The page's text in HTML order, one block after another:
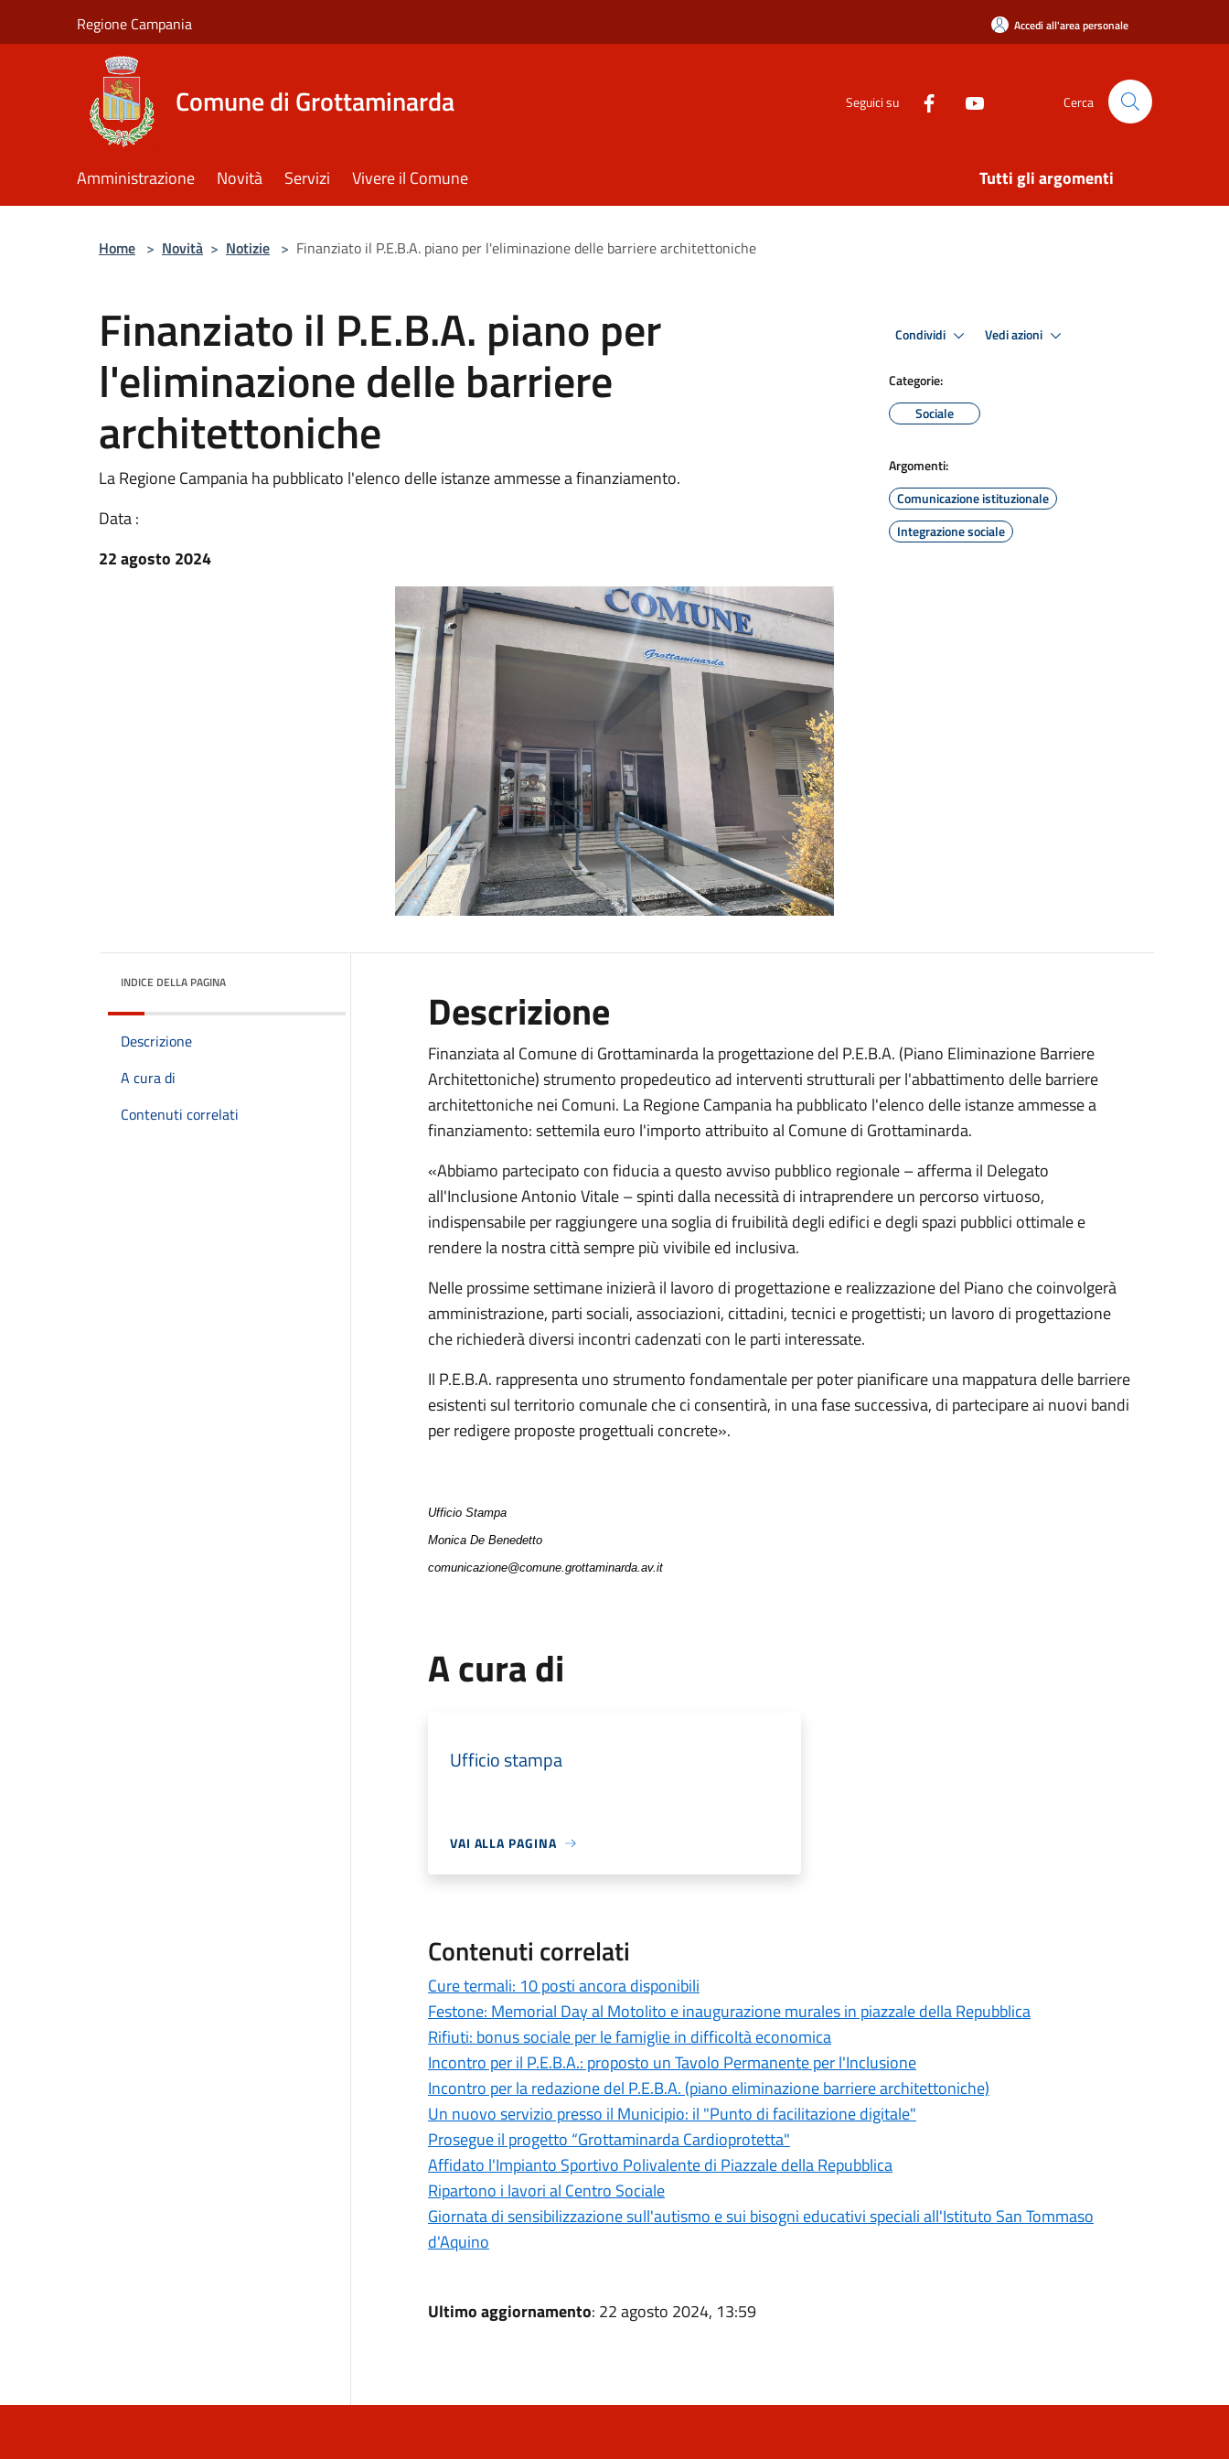
Regione Campania Accedi all'area personale
Comune di Grottaminarda Seguici su Cerca
Amministrazione Novità Servizi Vivere il Comune Tutti gli argomenti
Home > Novità > Notizie > Finanziato il P.E.B.A. piano per l'eliminazione delle barriere architettoniche
Finanziato il P.E.B.A. piano per
l'eliminazione delle barriere
architettoniche
La Regione Campania ha pubblicato l'elenco delle istanze ammesse a finanziamento.
Data :
22 agosto 2024
Condividi Vedi azioni
Categorie:
Sociale
Argomenti:
Comunicazione istituzionale
Integrazione sociale
INDICE DELLA PAGINA
Descrizione
A cura di
Contenuti correlati
Descrizione
Finanziata al Comune di Grottaminarda la progettazione del P.E.B.A. (Piano Eliminazione Barriere
Architettoniche) strumento propedeutico ad interventi strutturali per l'abbattimento delle barriere
architettoniche nei Comuni. La Regione Campania ha pubblicato l'elenco delle istanze ammesse a
finanziamento: settemila euro l'importo attribuito al Comune di Grottaminarda.
«Abbiamo partecipato con fiducia a questo avviso pubblico regionale – afferma il Delegato
all'Inclusione Antonio Vitale – spinti dalla necessità di intraprendere un percorso virtuoso,
indispensabile per raggiungere una soglia di fruibilità degli edifici e degli spazi pubblici ottimale e
rendere la nostra città sempre più vivibile ed inclusiva.
Nelle prossime settimane inizierà il lavoro di progettazione e realizzazione del Piano che coinvolgerà
amministrazione, parti sociali, associazioni, cittadini, tecnici e progettisti; un lavoro di progettazione
che richiederà diversi incontri cadenzati con le parti interessate.
Il P.E.B.A. rappresenta uno strumento fondamentale per poter pianificare una mappatura delle barriere
esistenti sul territorio comunale che ci consentirà, in una fase successiva, di partecipare ai nuovi bandi
per redigere proposte progettuali concrete».
Ufficio Stampa
Monica De Benedetto
comunicazione@comune.grottaminarda.av.it
A cura di
Ufficio stampa
VAI ALLA PAGINA
Contenuti correlati
Cure termali: 10 posti ancora disponibili
Festone: Memorial Day al Motolito e inaugurazione murales in piazzale della Repubblica
Rifiuti: bonus sociale per le famiglie in difficoltà economica
Incontro per il P.E.B.A.: proposto un Tavolo Permanente per l'Inclusione
Incontro per la redazione del P.E.B.A. (piano eliminazione barriere architettoniche)
Un nuovo servizio presso il Municipio: il "Punto di facilitazione digitale"
Prosegue il progetto “Grottaminarda Cardioprotetta"
Affidato l'Impianto Sportivo Polivalente di Piazzale della Repubblica
Ripartono i lavori al Centro Sociale
Giornata di sensibilizzazione sull'autismo e sui bisogni educativi speciali all'Istituto San Tommaso
d'Aquino
Ultimo aggiornamento: 22 agosto 2024, 13:59